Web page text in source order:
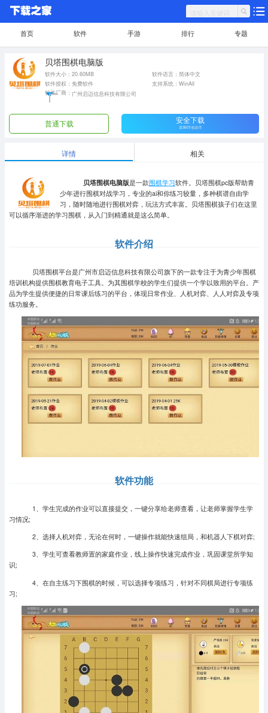
首页 软件 手游 排行 专题
贝塔围棋电脑版
软件大小：20.60MB
软件语言：简体中文
软件授权：免费软件
支持系统：WinAll
软件厂商： 广州启迈信息科技有限公司
普通下载 安全下载
需360手机助手
详情 相关
贝塔围棋电脑版是一款围棋学习软件。贝塔围棋pc版帮助青
少年进行围棋对战学习，专业的ai和你练习较量，多种棋谱自由学
习，随时随地进行围棋对弈，玩法方式丰富。贝塔围棋孩子们在这里
可以循序渐进的学习围棋，从入门到精通就是这么简单。
软件介绍
贝塔围棋平台是广州市启迈信息科技有限公司旗下的一款专注于为青少年围棋
培训机构提供围棋教育电子工具。为其围棋学校的学生们提供一个学以致用的平台。产
品为学生提供便捷的日常课后练习的平台，体现日常作业、人机对弈、人人对弈及专项
练功服务。
软件功能
1、学生完成的作业可以直接提交，一键分享给老师查看，让老师掌握学生学
习情况;
2、选择人机对弈，无论在何时，一键操作就能快速组局，和机器人下棋对弈;
3、学生可查看教师置的家庭作业，线上操作快速完成作业，巩固课堂所学知
识;
4、在自主练习下围棋的时候，可以选择专项练习，针对不同棋局进行专项练
习;